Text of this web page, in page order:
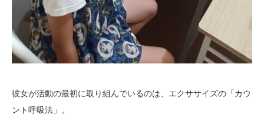
彼女が活動の最初に取り組んでいるのは、エクササイズの「カウ
ント呼吸法」。